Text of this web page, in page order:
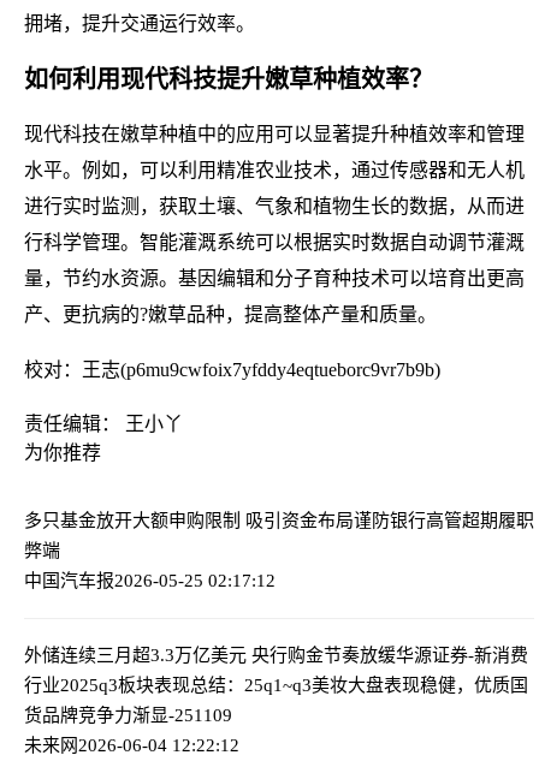
拥堵，提升交通运行效率。
如何利用现代科技提升嫩草种植效率？
现代科技在嫩草种植中的应用可以显著提升种植效率和管理
水平。例如，可以利用精准农业技术，通过传感器和无人机
进行实时监测，获取土壤、气象和植物生长的数据，从而进
行科学管理。智能灌溉系统可以根据实时数据自动调节灌溉
量，节约水资源。基因编辑和分子育种技术可以培育出更高
产、更抗病的?嫩草品种，提高整体产量和质量。
校对：王志(p6mu9cwfoix7yfddy4eqtueborc9vr7b9b)
责任编辑： 王小丫
为你推荐
多只基金放开大额申购限制 吸引资金布局谨防银行高管超期履职
弊端
中国汽车报2026-05-25 02:17:12
外储连续三月超3.3万亿美元 央行购金节奏放缓华源证券-新消费
行业2025q3板块表现总结：25q1~q3美妆大盘表现稳健，优质国
货品牌竞争力渐显-251109
未来网2026-06-04 12:22:12